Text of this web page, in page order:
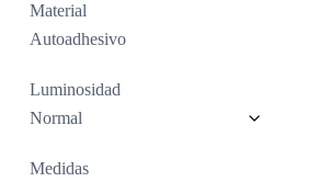
Material
Luminosidad
Medidas